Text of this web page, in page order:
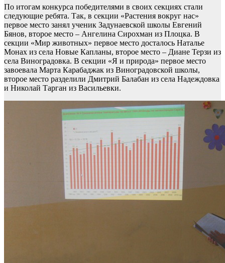
По итогам конкурса победителями в своих секциях стали
следующие ребята. Так, в секции «Растения вокруг нас»
первое место занял ученик Задунаевской школы Евгений
Бянов, второе место – Ангелина Сирохман из Плоцка. В
секции «Мир животных» первое место досталось Наталье
Монах из села Новые Капланы, второе место – Диане Терзи из
села Виноградовка. В секции «Я и природа» первое место
завоевала Марта Карабаджак из Виноградовской школы,
второе место разделили Дмитрий Балабан из села Надеждовка
и Николай Тарган из Васильевки.